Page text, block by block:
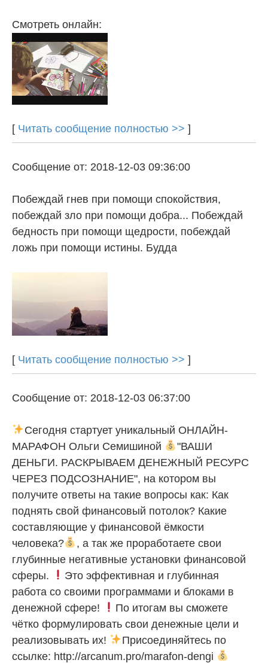
Смотреть онлайн:
[ Читать сообщение полностью >> ]
Сообщение от: 2018-12-03 09:36:00
Побеждай гнев при помощи спокойствия,
побеждай зло при помощи добра... Побеждай
бедность при помощи щедрости, побеждай
ложь при помощи истины. Будда
[ Читать сообщение полностью >> ]
Сообщение от: 2018-12-03 06:37:00
Сегодня стартует уникальный ОНЛАЙН-
МАРАФОН Ольги Семишиной
"ВАШИ
ДЕНЬГИ. РАСКРЫВАЕМ ДЕНЕЖНЫЙ РЕСУРС
ЧЕРЕЗ ПОДСОЗНАНИЕ", на котором вы
получите ответы на такие вопросы как: Как
поднять свой финансовый потолок? Какие
составляющие у финансовой ёмкости
человека?
, а так же проработаете свои
глубинные негативные установки финансовой
сферы.
Это эффективная и глубинная
работа со своими программами и блоками в
денежной сфере!
По итогам вы сможете
чётко формулировать свои денежные цели и
реализовывать их!
Присоединяйтесь по
ссылке: http://arcanum.pro/marafon-dengi